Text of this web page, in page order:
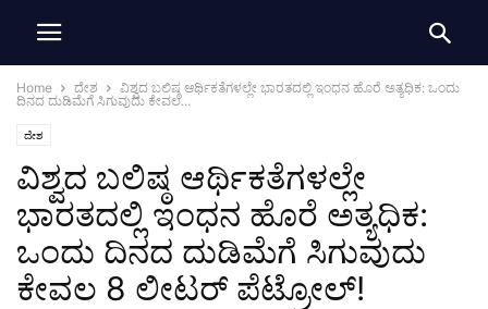
Home ದೇಶ
ವಿಶ್ವದ ಬಲಿಷ್ಠ ಆರ್ಥಿಕತೆಗಳಲ್ಲೇ ಭಾರತದಲ್ಲಿ ಇಂಧನ ಹೊರೆ ಅತ್ಯಧಿಕ: ಒಂದು
ದಿನದ ದುಡಿಮೆಗೆ ಸಿಗುವುದು ಕೇವಲ...
ದೇಶ
ವಿಶ್ವದ ಬಲಿಷ್ಠ ಆರ್ಥಿಕತೆಗಳಲ್ಲೇ
ಭಾರತದಲ್ಲಿ ಇಂಧನ ಹೊರೆ ಅತ್ಯಧಿಕ:
ಒಂದು ದಿನದ ದುಡಿಮೆಗೆ ಸಿಗುವುದು
ಕೇವಲ 8 ಲೀಟರ್ ಪೆಟ್ರೋಲ್!